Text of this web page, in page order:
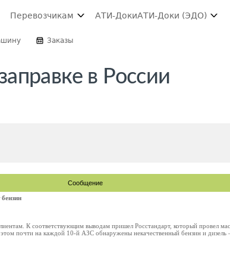
Перевозчикам АТИ-ДокиАТИ-Доки (ЭДО)
Заказы
в России
Сообщение
К соответствующим выводам пришел Росстандарт, который провел
почти на каждой 10-й АЗС обнаружены некачественный бензин и дизель